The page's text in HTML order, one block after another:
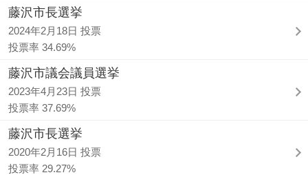
藤沢市長選挙
2024年2月18日 投票
投票率 34.69%
藤沢市議会議員選挙
2023年4月23日 投票
投票率 37.69%
藤沢市長選挙
2020年2月16日 投票
投票率 29.27%